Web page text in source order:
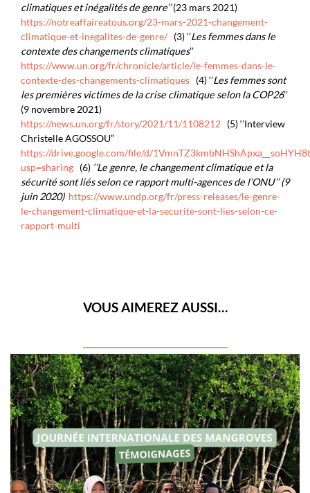
climatiques et inégalités de genre’’(23 mars 2021)
https://notreaffaireatous.org/23-mars-2021-changement-
climatique-et-inegalites-de-genre/ (3) ‘’Les femmes dans le
contexte des changements climatiques’’
https://www.un.org/fr/chronicle/article/le-femmes-dans-le-
contexte-des-changements-climatiques (4) ‘’Les femmes sont
les premières victimes de la crise climatique selon la COP26’’
(9 novembre 2021)
https://news.un.org/fr/story/2021/11/1108212 (5) ‘’Interview
Christelle AGOSSOU”
https://drive.google.com/file/d/
usp=sharing (6) ‘’Le genre, le changement climatique et la
sécurité sont liés selon ce rapport multi-agences de l’ONU’’ (9
juin 2020) https://www.undp.org/fr/press-releases/le-genre-
le-changement-climatique-et-la-securite-sont-lies-selon-ce-
rapport-multi
VOUS AIMEREZ AUSSI…